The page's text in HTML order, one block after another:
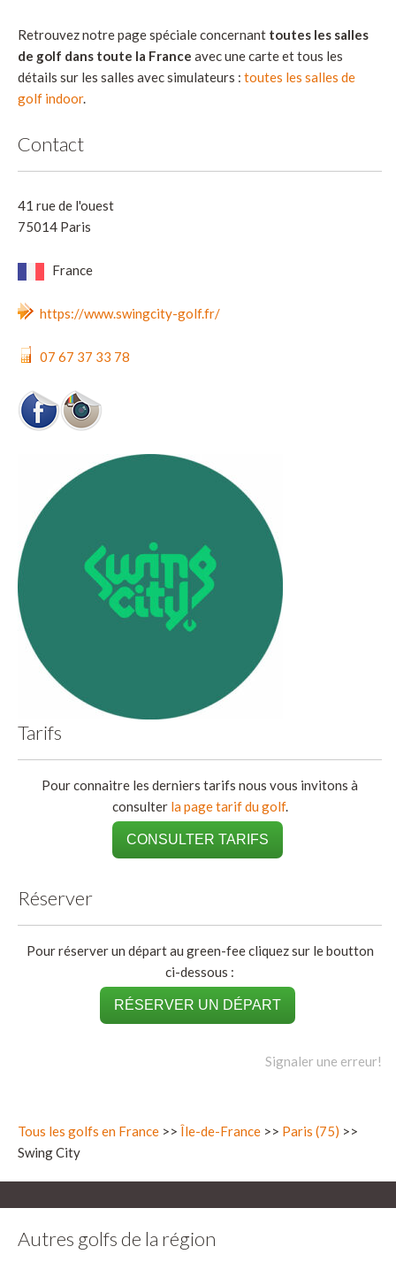
Retrouvez notre page spéciale concernant toutes les salles
de golf dans toute la France avec une carte et tous les
détails sur les salles avec simulateurs : toutes les salles de
golf indoor.
Contact
41 rue de l'ouest
75014 Paris
France
https://www.swingcity-golf.fr/
07 67 37 33 78
Tarifs
Pour connaitre les derniers tarifs nous vous invitons à
consulter la page tarif du golf.
CONSULTER TARIFS
Réserver
Pour réserver un départ au green-fee cliquez sur le boutton
ci-dessous :
RÉSERVER UN DÉPART
Signaler une erreur!
Tous les golfs en France >> Île-de-France >> Paris (75) >>
Swing City
Autres golfs de la région